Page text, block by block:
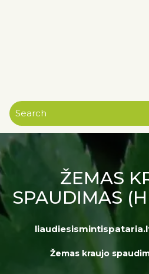
ŽEMAS
SPAUDIMAS
Žemas kraujo